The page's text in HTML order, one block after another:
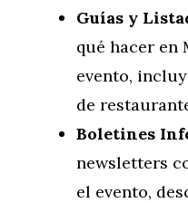
Guías y
qué hacer en
evento,
de
Boletines
newsletters
el evento,